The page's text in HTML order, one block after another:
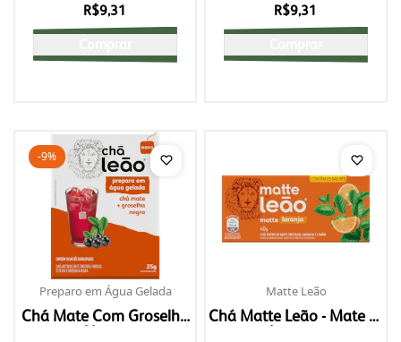
R$9,31
R$9,31
Preparo em Água Gelada
Chá Mate Com Groselha
Negra
-9%
Matte Leão
Chá Matte Leão - Mate C/
Laranja